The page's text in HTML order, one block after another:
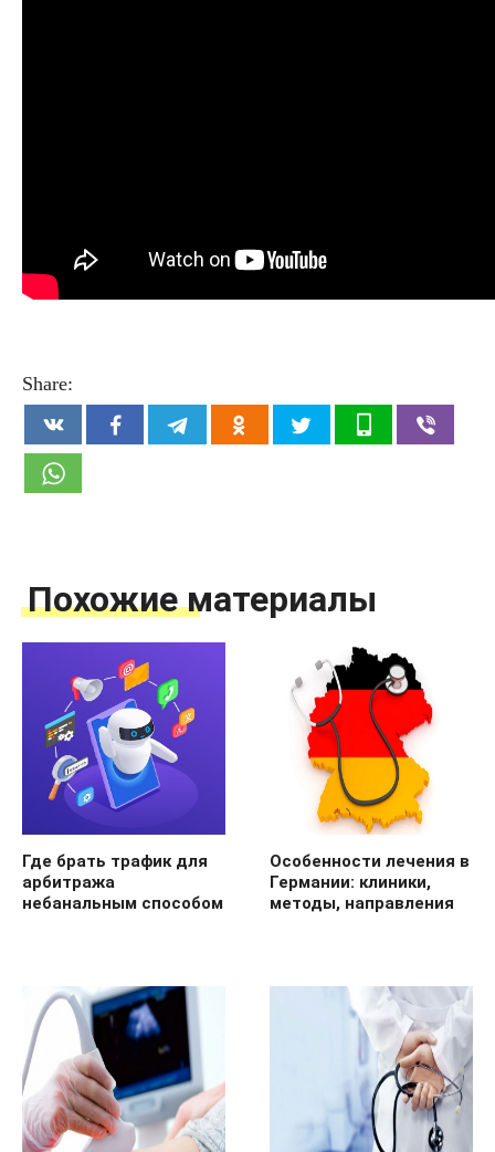
Share:
Похожие материалы
Где брать трафик для
арбитража
небанальным способом
Особенности лечения в
Германии: клиники,
методы, направления